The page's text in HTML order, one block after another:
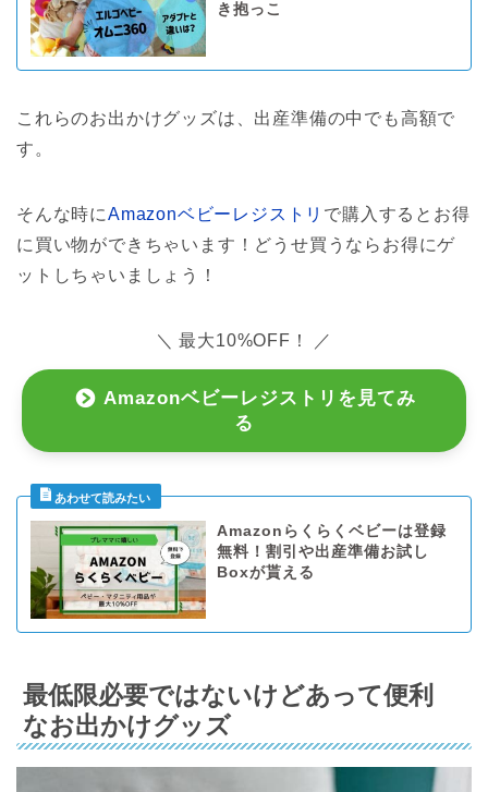
き抱っこ
これらのお出かけグッズは、出産準備の中でも高額で
す。
そんな時にAmazonベビーレジストリ で購入するとお得
に買い物ができちゃいます！どうせ買うならお得にゲ
ットしちゃいましょう！
＼ 最大10%OFF！ ／
Amazonベビーレジストリを見てみ
る
Amazonらくらくベビーは登録
無料！割引や出産準備お試し
Boxが貰える
最低限必要ではないけどあって便利
なお出かけグッズ